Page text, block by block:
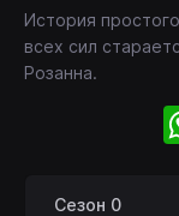
История
всех сил
Розанна.
Сезон 0